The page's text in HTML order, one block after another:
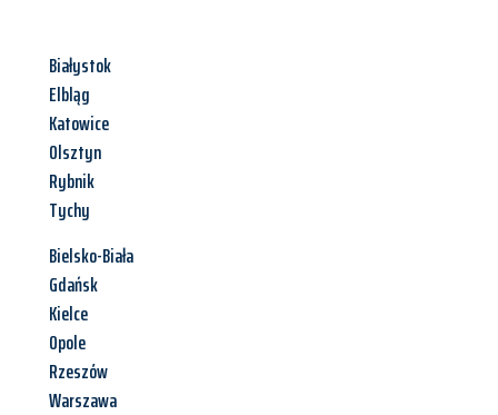
Białystok
Elbląg
Katowice
Olsztyn
Rybnik
Tychy
Bielsko-Biała
Gdańsk
Kielce
Opole
Rzeszów
Warszawa